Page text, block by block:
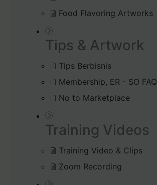
Food Flavoring Artworks
Tips & Artwork
Tips Berbisnis
Membership, ER - SO FAQ
No to Marketplace
Training Videos
Training Video & Clips
Zoom Recording